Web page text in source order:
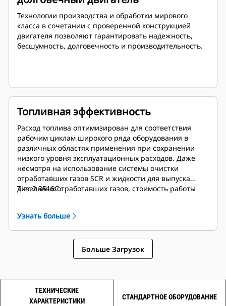
Технологии производства и обработки мирового
класса в сочетании с проверенной конструкцией
двигателя позволяют гарантировать надежность,
бесшумность, долговечность и производительность.
Топливная эффективность
Расход топлива оптимизирован для соответствия
рабочим циклам широкого ряда оборудования в
различных областях применения при сохранении
низкого уровня эксплуатационных расходов. Даже
несмотря на использование системы очистки
отработавших газов SCR и жидкости для выпуска
дизельных отработавших газов, стоимость работы
Tier 2 3516C.
Узнать больше
Больше Загрузок
ТЕХНИЧЕСКИЕ
ХАРАКТЕРИСТИКИ
СТАНДАРТНОЕ ОБОРУДОВАНИЕ